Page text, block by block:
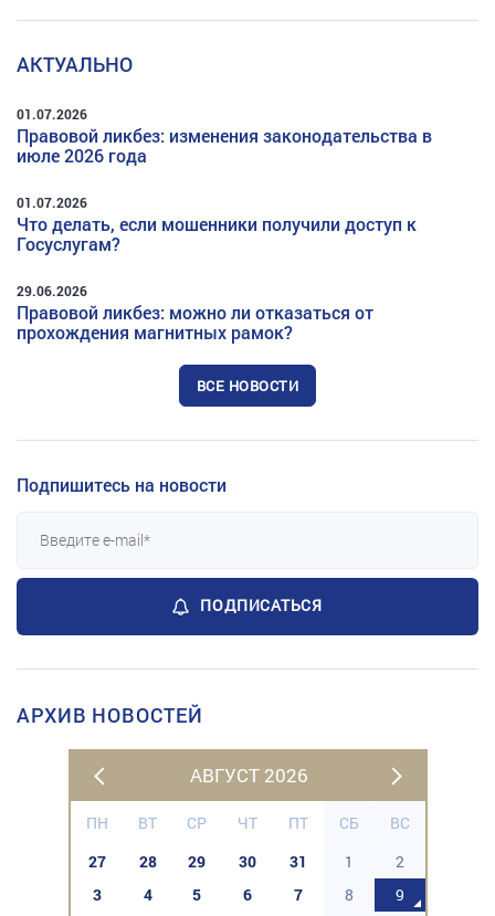
АКТУАЛЬНО
01.07.2026
Правовой ликбез: изменения законодательства в
июле 2026 года
01.07.2026
Что делать, если мошенники получили доступ к
Госуслугам?
29.06.2026
Правовой ликбез: можно ли отказаться от
прохождения магнитных рамок?
ВСЕ НОВОСТИ
Подпишитесь на новости
ПОДПИСАТЬСЯ
АРХИВ НОВОСТЕЙ
АВГУСТ 2026
ПН ВТ СР ЧТ ПТ СБ
ВС
27
28 29 30 31 1
2
3
4 5 6 7 8
9